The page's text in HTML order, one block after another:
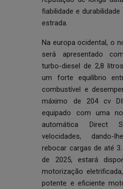
fiabilidade e
estrada.
Na europa ocidental, o
será apresentado
turbo-diesel de 2,8
um forte equilíbrio
combustível e
máximo de 204 cv
equipado com uma
automática Direct
velocidades,
rebocar cargas de até
de 2025, estará
motorização
potente e eficiente